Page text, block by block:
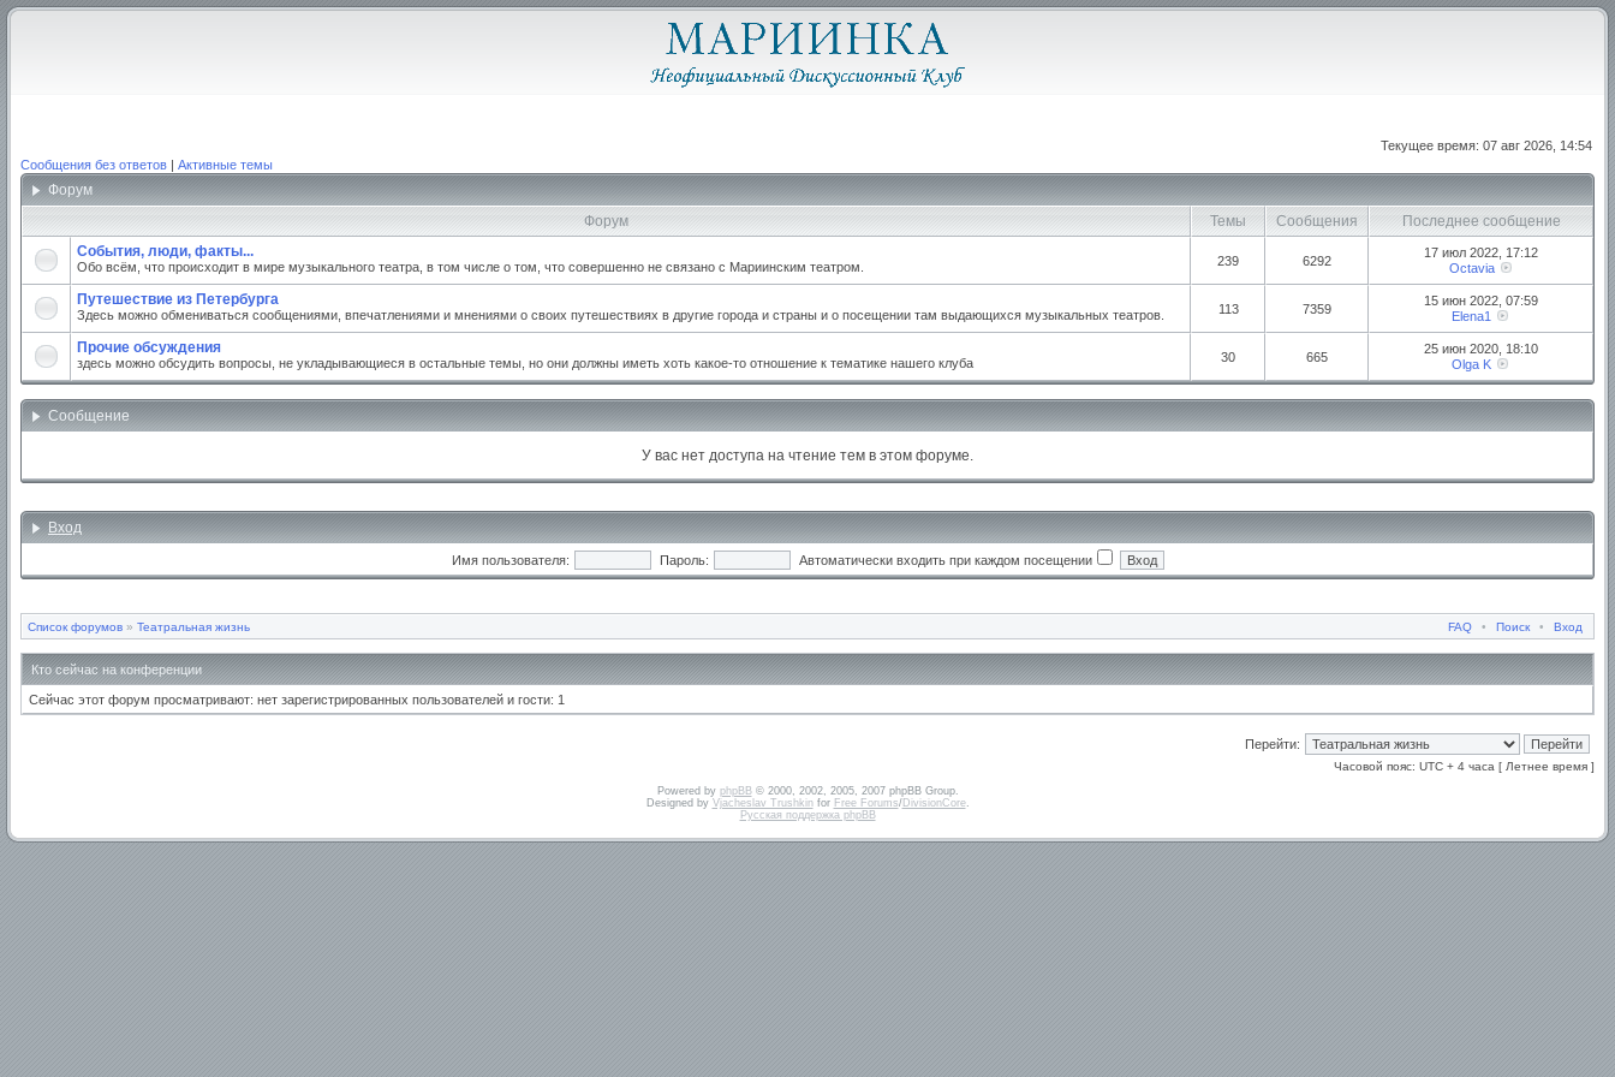
Текущее время: 07 авг 2026, 14:54
Сообщения без ответов | Активные темы
Форум
Форум
Темы Сообщения
Последнее сообщение
События, люди, факты...
Обо всём, что происходит в мире музыкального театра, в том числе о том, что совершенно не связано с Мариинским театром. 239 6292
17 июл 2022, 17:12
Octavia
Путешествие из Петербурга
Здесь можно обмениваться сообщениями, впечатлениями и мнениями о своих путешествиях в другие города и страны и о посещении там выдающихся музыкальных театров. 113 7359
15 июн 2022, 07:59
Elena1
Прочие обсуждения
здесь можно обсудить вопросы, не укладывающиеся в остальные темы, но они должны иметь хоть какое-то отношение к тематике нашего клуба 30 665
25 июн 2020, 18:10
Olga K
Сообщение
У вас нет доступа на чтение тем в этом форуме.
Вход
Имя пользователя: Пароль: Автоматически входить при каждом посещении
Список форумов » Театральная жизнь FAQ • Поиск • Вход
Кто сейчас на конференции
Сейчас этот форум просматривают: нет зарегистрированных пользователей и гости: 1
Перейти:
Часовой пояс: UTC + 4 часа [ Летнее время ]
Powered by phpBB© 2000, 2002, 2005, 2007 phpBB Group.
Designed by Vjacheslav Trushkinfor Free Forums/DivisionCore.
Русская поддержка phpBB